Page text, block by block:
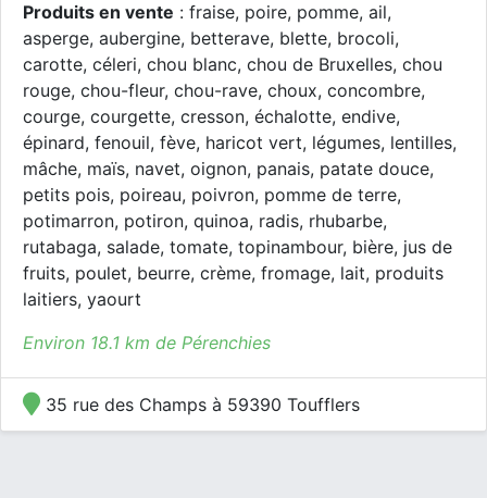
Produits en vente : fraise, poire, pomme, ail,
asperge, aubergine, betterave, blette, brocoli,
carotte, céleri, chou blanc, chou de Bruxelles, chou
rouge, chou-fleur, chou-rave, choux, concombre,
courge, courgette, cresson, échalotte, endive,
épinard, fenouil, fève, haricot vert, légumes, lentilles,
mâche, maïs, navet, oignon, panais, patate douce,
petits pois, poireau, poivron, pomme de terre,
potimarron, potiron, quinoa, radis, rhubarbe,
rutabaga, salade, tomate, topinambour, bière, jus de
fruits, poulet, beurre, crème, fromage, lait, produits
laitiers, yaourt
Environ 18.1 km de Pérenchies
35 rue des Champs à 59390 Toufflers